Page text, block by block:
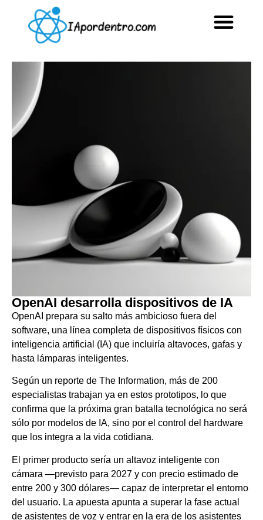
OpenAI desarrolla dispositivos de IA
OpenAI prepara su salto más ambicioso fuera del
software, una línea completa de dispositivos físicos con
inteligencia artificial (IA) que incluiría altavoces, gafas y
hasta lámparas inteligentes.
Según un reporte de The Information, más de 200
especialistas trabajan ya en estos prototipos, lo que
confirma que la próxima gran batalla tecnológica no será
sólo por modelos de IA, sino por el control del hardware
que los integra a la vida cotidiana.
El primer producto sería un altavoz inteligente con
cámara —previsto para 2027 y con precio estimado de
entre 200 y 300 dólares— capaz de interpretar el entorno
del usuario. La apuesta apunta a superar la fase actual
de asistentes de voz y entrar en la era de los asistentes